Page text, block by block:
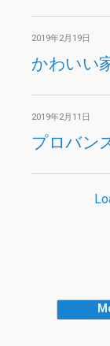
2019年2月19日
かわいい
2019年2月11日
プロバン